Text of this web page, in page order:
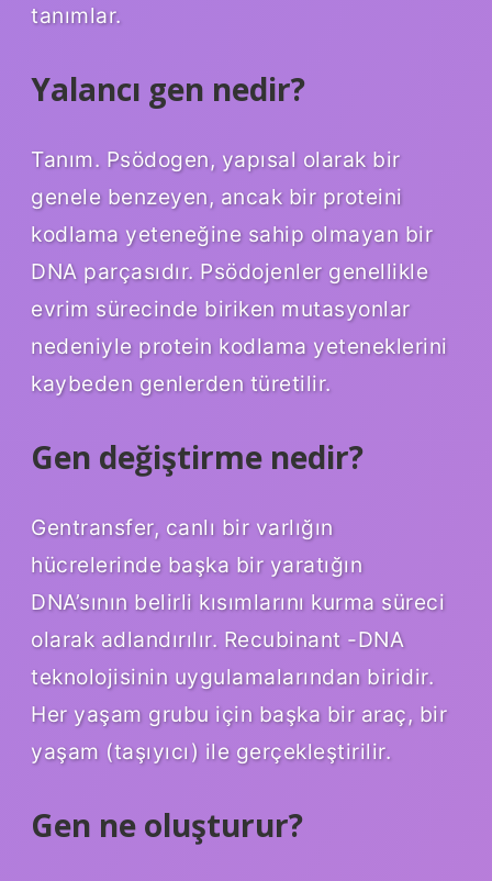
tanımlar.
Yalancı gen nedir?
Tanım. Psödogen, yapısal olarak bir
genele benzeyen, ancak bir proteini
kodlama yeteneğine sahip olmayan bir
DNA parçasıdır. Psödojenler genellikle
evrim sürecinde biriken mutasyonlar
nedeniyle protein kodlama yeteneklerini
kaybeden genlerden türetilir.
Gen değiştirme nedir?
Gentransfer, canlı bir varlığın
hücrelerinde başka bir yaratığın
DNA’sının belirli kısımlarını kurma süreci
olarak adlandırılır. Recubinant -DNA
teknolojisinin uygulamalarından biridir.
Her yaşam grubu için başka bir araç, bir
yaşam (taşıyıcı) ile gerçekleştirilir.
Gen ne oluşturur?